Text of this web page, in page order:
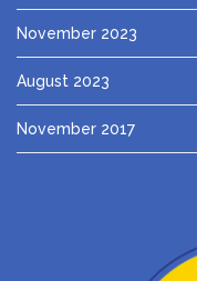
November 2023
August 2023
November 2017